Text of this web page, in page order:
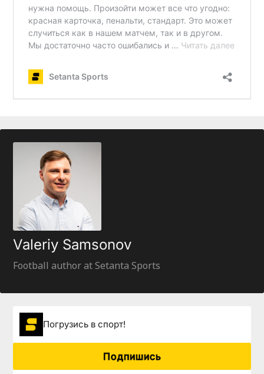
Valeriy Samsonov
Football author at Setanta Sports
Погрузиcь в спорт!
Подпишись